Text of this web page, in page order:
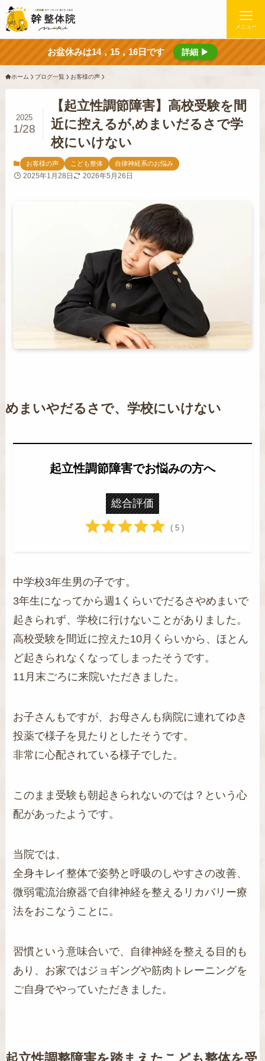
メニュー
お盆休みは14，15，16日です 詳細 ▶
ホーム ブログ一覧 お客様の声
【起立性調節障害】高校受験を間
近に控えるが,めまいだるさで学
校にいけない
2025
1/28
お客様の声 こども整体 自律神経系のお悩み
2025年1月28日 2026年5月26日
めまいやだるさで、学校にいけない
起立性調節障害でお悩みの方へ
総合評価
( 5 )
中学校3年生男の子です。
3年生になってから週1くらいでだるさやめまいで
起きられず、学校に行けないことがありました。
高校受験を間近に控えた10月くらいから、ほとん
ど起きられなくなってしまったそうです。
11月末ごろに来院いただきました。
お子さんもですが、お母さんも病院に連れてゆき
投薬で様子を見たりとしたそうです。
非常に心配されている様子でした。
このまま受験も朝起きられないのでは？という心
配があったようです。
当院では、
全身キレイ整体で姿勢と呼吸のしやすさの改善、
微弱電流治療器で自律神経を整えるリカバリー療
法をおこなうことに。
習慣という意味合いで、自律神経を整える目的も
あり、お家ではジョギングや筋肉トレーニングを
ご自身でやっていただきました。